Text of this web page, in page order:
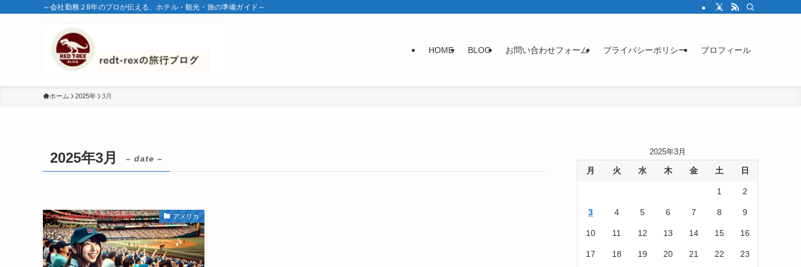
～会社勤務２8年のプロが伝える、ホテル・観光・旅の準備ガイド～
HOME BLOG お問い合わせフォーム プライバシーポリシー プロフィール
ホーム 2025年 3月
2025年3月 – date –
アメリカ
2025年3月
月 火 水 木 金 土 日
1 2
3 4 5 6 7 8 9
10 11 12 13 14 15 16
17 18 19 20 21 22 23